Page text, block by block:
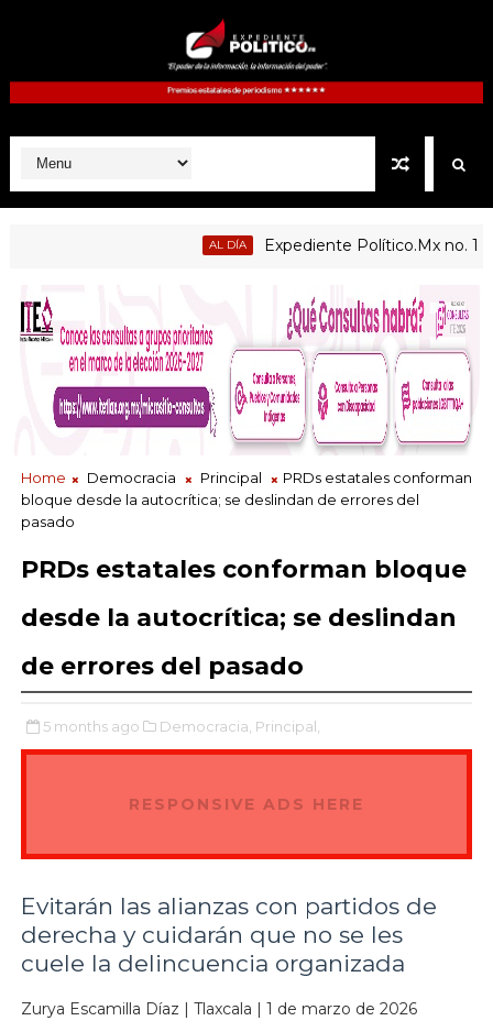
Expediente Político.Mx no. 1127 |
Home Democracia Principal
PRDs estatales conforman
bloque desde la autocrítica; se deslindan de errores del
pasado
PRDs estatales conforman bloque
desde la autocrítica; se deslindan
de errores del pasado
5 months ago Democracia, Principal,
RESPONSIVE ADS HERE
Evitarán las alianzas con partidos de
derecha y cuidarán que no se les
cuele la delincuencia organizada
Zurya Escamilla Díaz | Tlaxcala | 1 de marzo de 2026